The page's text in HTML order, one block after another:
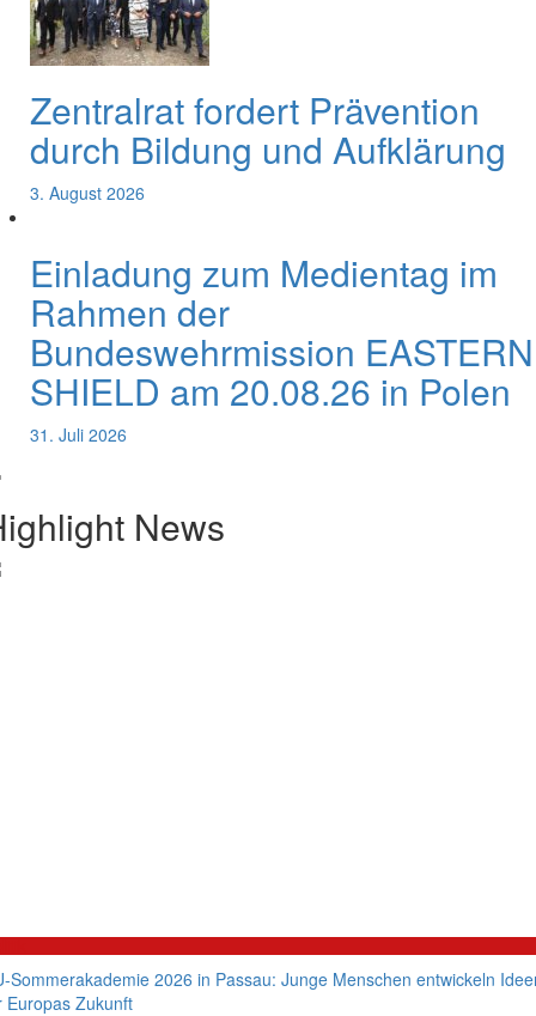
Zentralrat fordert Prävention
durch Bildung und Aufklärung
3. August 2026
Einladung zum Medientag im
Rahmen der
Bundeswehrmission EASTERN
SHIELD am 20.08.26 in Polen
31. Juli 2026
News
Sommerakademie 2026 in Passau: Junge Menschen entwickeln
Europas Zukunft